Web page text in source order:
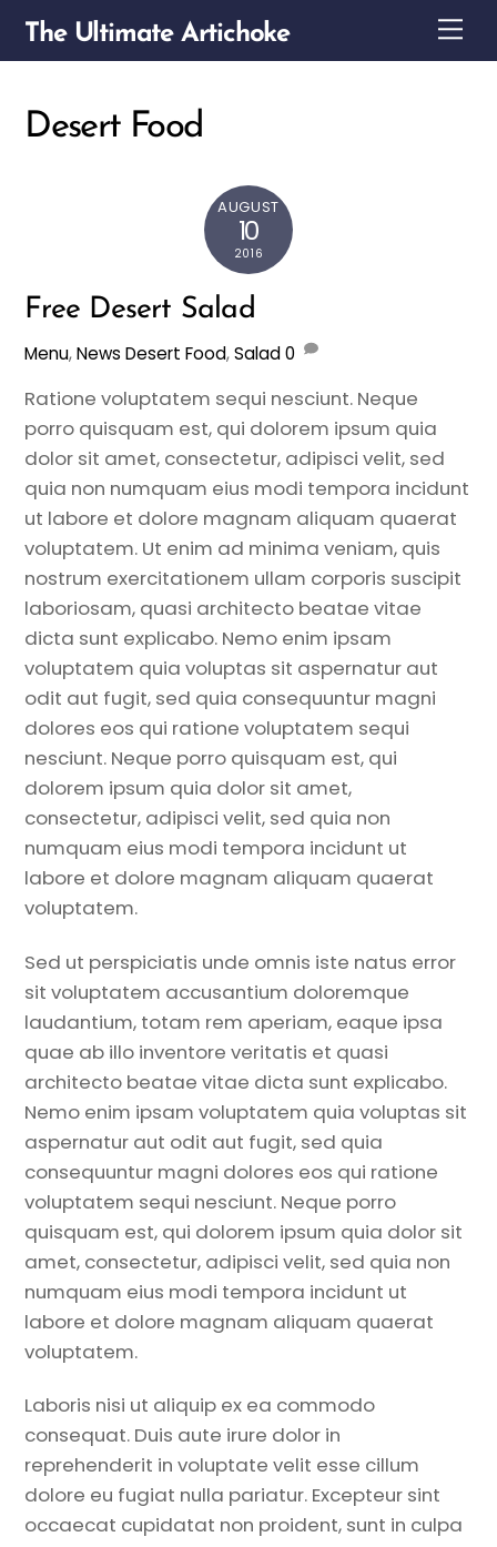
The Ultimate Artichoke
Desert Food
AUGUST
10
2016
Free Desert Salad
Menu,News Desert Food,Salad 0
Ratione voluptatem sequi nesciunt. Neque
porro quisquam est, qui dolorem ipsum quia
dolor sit amet, consectetur, adipisci velit, sed
quia non numquam eius modi tempora incidunt
ut labore et dolore magnam aliquam quaerat
voluptatem. Ut enim ad minima veniam, quis
nostrum exercitationem ullam corporis suscipit
laboriosam, quasi architecto beatae vitae
dicta sunt explicabo. Nemo enim ipsam
voluptatem quia voluptas sit aspernatur aut
odit aut fugit, sed quia consequuntur magni
dolores eos qui ratione voluptatem sequi
nesciunt. Neque porro quisquam est, qui
dolorem ipsum quia dolor sit amet,
consectetur, adipisci velit, sed quia non
numquam eius modi tempora incidunt ut
labore et dolore magnam aliquam quaerat
voluptatem.
Sed ut perspiciatis unde omnis iste natus error
sit voluptatem accusantium doloremque
laudantium, totam rem aperiam, eaque ipsa
quae ab illo inventore veritatis et quasi
architecto beatae vitae dicta sunt explicabo.
Nemo enim ipsam voluptatem quia voluptas sit
aspernatur aut odit aut fugit, sed quia
consequuntur magni dolores eos qui ratione
voluptatem sequi nesciunt. Neque porro
quisquam est, qui dolorem ipsum quia dolor sit
amet, consectetur, adipisci velit, sed quia non
numquam eius modi tempora incidunt ut
labore et dolore magnam aliquam quaerat
voluptatem.
Laboris nisi ut aliquip ex ea commodo
consequat. Duis aute irure dolor in
reprehenderit in voluptate velit esse cillum
dolore eu fugiat nulla pariatur. Excepteur sint
occaecat cupidatat non proident, sunt in culpa